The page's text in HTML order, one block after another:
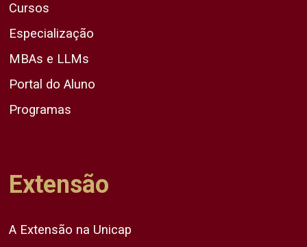
Cursos
Especialização
MBAs e LLMs
Portal do Aluno
Programas
Extensão
A Extensão na Unicap